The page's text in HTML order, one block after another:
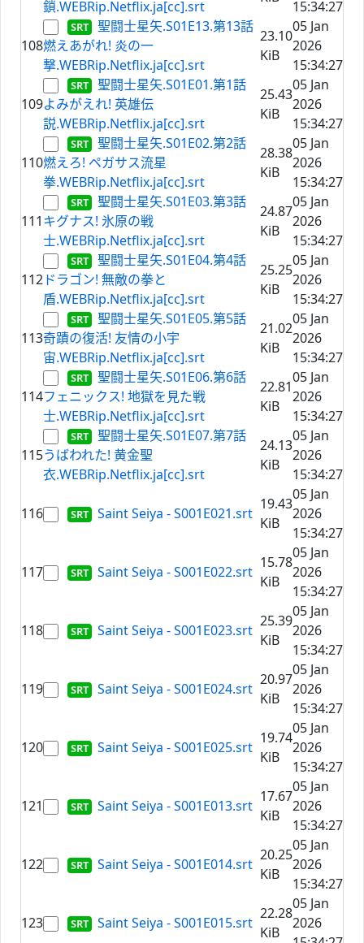
鎖.WEBRip.Netflix.ja[cc].srt
15:34:27
108
聖闘士星矢.S01E13.第13話
燃えあがれ! 炎の一
撃.WEBRip.Netflix.ja[cc].srt
23.10
KiB
05 Jan
2026
15:34:27
109
聖闘士星矢.S01E01.第1話
よみがえれ! 英雄伝
説.WEBRip.Netflix.ja[cc].srt
25.43
KiB
05 Jan
2026
15:34:27
110
聖闘士星矢.S01E02.第2話
燃えろ! ペガサス流星
拳.WEBRip.Netflix.ja[cc].srt
28.38
KiB
05 Jan
2026
15:34:27
111
聖闘士星矢.S01E03.第3話
キグナス! 氷原の戦
士.WEBRip.Netflix.ja[cc].srt
24.87
KiB
05 Jan
2026
15:34:27
112
聖闘士星矢.S01E04.第4話
ドラゴン! 無敵の拳と
盾.WEBRip.Netflix.ja[cc].srt
25.25
KiB
05 Jan
2026
15:34:27
113
聖闘士星矢.S01E05.第5話
奇蹟の復活! 友情の小宇
宙.WEBRip.Netflix.ja[cc].srt
21.02
KiB
05 Jan
2026
15:34:27
114
聖闘士星矢.S01E06.第6話
フェニックス! 地獄を見た戦
士.WEBRip.Netflix.ja[cc].srt
22.81
KiB
05 Jan
2026
15:34:27
115
聖闘士星矢.S01E07.第7話
うばわれた! 黄金聖
衣.WEBRip.Netflix.ja[cc].srt
24.13
KiB
05 Jan
2026
15:34:27
116 Saint Seiya - S001E021.srt
19.43
KiB
05 Jan
2026
15:34:27
117 Saint Seiya - S001E022.srt
15.78
KiB
05 Jan
2026
15:34:27
118 Saint Seiya - S001E023.srt
25.39
KiB
05 Jan
2026
15:34:27
119 Saint Seiya - S001E024.srt
20.97
KiB
05 Jan
2026
15:34:27
120 Saint Seiya - S001E025.srt
19.74
KiB
05 Jan
2026
15:34:27
121 Saint Seiya - S001E013.srt
17.67
KiB
05 Jan
2026
15:34:27
122 Saint Seiya - S001E014.srt
20.25
KiB
05 Jan
2026
15:34:27
123 Saint Seiya - S001E015.srt
22.28
KiB
05 Jan
2026